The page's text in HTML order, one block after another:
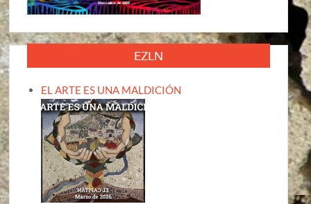
EZLN
EL ARTE ES UNA MALDICIÓN